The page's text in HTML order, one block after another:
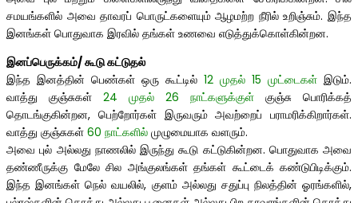
சமயங்களில் அவை தாவரப் பொருட்களையும் ஆழமற்ற நீரில் உறிஞ்சும். இந்த
இனங்கள் பொதுவாக இரவில் தங்கள் உணவை எடுத்துக்கொள்கின்றன.
இனப்பெருக்கம்/ கூடு கட்டுதல்
இந்த இனத்தின் பெண்கள் ஒரு கூட்டில் 12 முதல் 15 முட்டைகள் இடும்.
வாத்து குஞ்சுகள் 24 முதல் 26 நாட்களுக்குள் குஞ்சு பொரிக்கத்
தொடங்குகின்றன, பெற்றோர்கள் இருவரும் அவற்றைப் பராமரிக்கிறார்கள்.
வாத்து குஞ்சுகள் 60 நாட்களில் முழுமையாக வளரும்.
அவை புல் அல்லது நாணலில் இருந்து கூடு கட்டுகின்றன. பொதுவாக அவை
தண்ணீருக்கு மேலே சில அங்குலங்கள் தங்கள் கூட்டைக் கண்டுபிடிக்கும்.
இந்த இனங்கள் நெல் வயலில், குளம் அல்லது சதுப்பு நிலத்தின் ஓரங்களில்,